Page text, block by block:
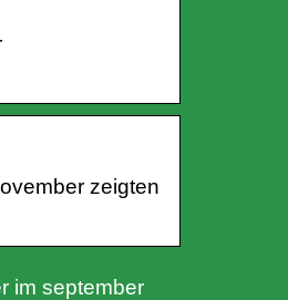
zeigten
im september